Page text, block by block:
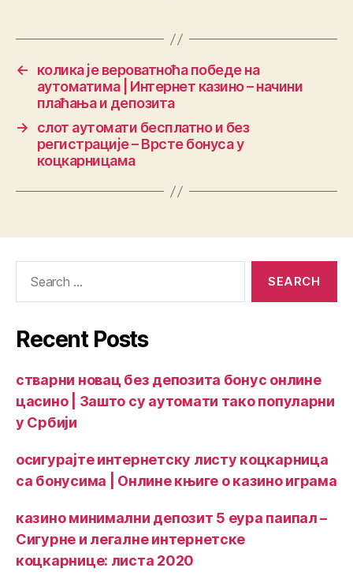
←
колика је вероватноћа победе на
аутоматима | Интернет казино – начини
плаћања и депозита
→
слот аутомати бесплатно и без
регистрације – Врсте бонуса у
коцкарницама
Recent Posts
стварни новац без депозита бонус онлине
цасино | Зашто су аутомати тако популарни
у Србији
осигурајте интернетску листу коцкарница
са бонусима | Онлине књиге о казино играма
казино минимални депозит 5 еура паипал –
Сигурне и легалне интернетске
коцкарнице: листа 2020